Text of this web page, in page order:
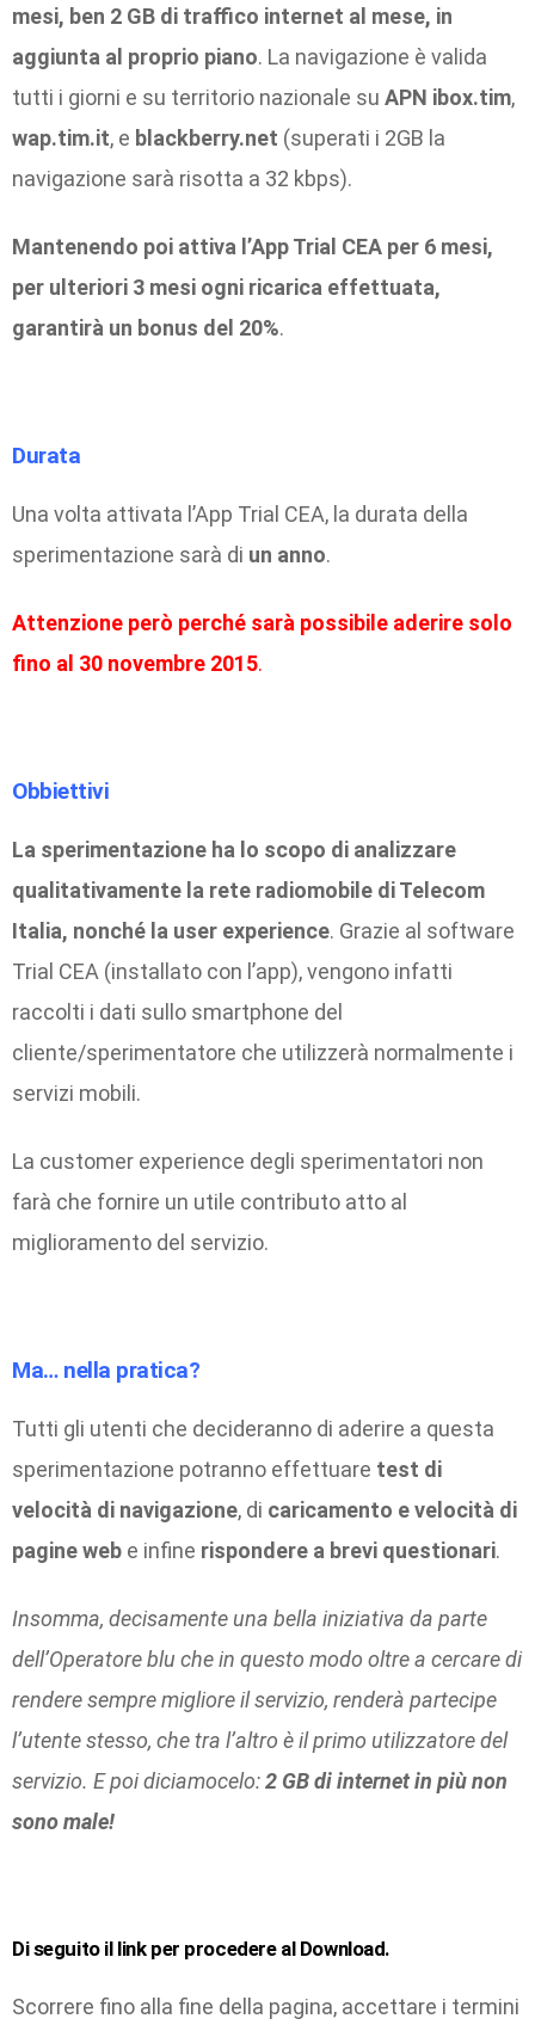
mesi, ben 2 GB di traffico internet al mese, in
aggiunta al proprio piano. La navigazione è valida
tutti i giorni e su territorio nazionale su APN ibox.tim,
wap.tim.it, e blackberry.net (superati i 2GB la
navigazione sarà risotta a 32 kbps).
Mantenendo poi attiva l’App Trial CEA per 6 mesi,
per ulteriori 3 mesi ogni ricarica effettuata,
garantirà un bonus del 20%.
Durata
Una volta attivata l’App Trial CEA, la durata della
sperimentazione sarà di un anno.
Attenzione però perché sarà possibile aderire solo
fino al 30 novembre 2015.
Obbiettivi
La sperimentazione ha lo scopo di analizzare
qualitativamente la rete radiomobile di Telecom
Italia, nonché la user experience. Grazie al software
Trial CEA (installato con l’app), vengono infatti
raccolti i dati sullo smartphone del
cliente/sperimentatore che utilizzerà normalmente i
servizi mobili.
La customer experience degli sperimentatori non
farà che fornire un utile contributo atto al
miglioramento del servizio.
Ma… nella pratica?
Tutti gli utenti che decideranno di aderire a questa
sperimentazione potranno effettuare test di
velocità di navigazione, di caricamento e velocità di
pagine web e infine rispondere a brevi questionari.
Insomma, decisamente una bella iniziativa da parte
dell’Operatore blu che in questo modo oltre a cercare di
rendere sempre migliore il servizio, renderà partecipe
l’utente stesso, che tra l’altro è il primo utilizzatore del
servizio. E poi diciamocelo:2 GB di internet in più non
sono male!
Di seguito il link per procedere al Download.
Scorrere fino alla fine della pagina, accettare i termini